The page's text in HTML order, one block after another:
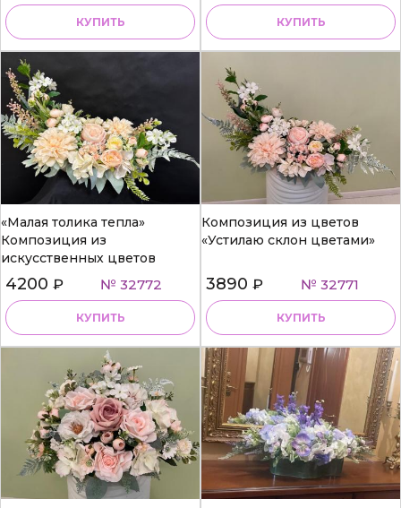
КУПИТЬ КУПИТЬ
«Малая толика тепла»
Композиция из
искусственных цветов
4200 ₽ № 32772
КУПИТЬ
Композиция из цветов
«Устилаю склон цветами»
3890 ₽ № 32771
КУПИТЬ